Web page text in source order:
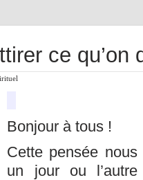
ce qu’on
Bonjour à tous !
Cette pensée nous
un jour ou